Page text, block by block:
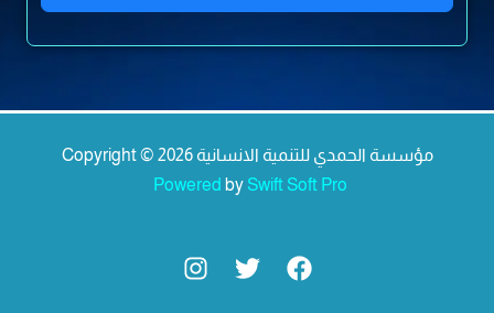
Copyright © 2026 مؤسسة الحمدي للتنمية الانسانية
Powered by Swift Soft Pro